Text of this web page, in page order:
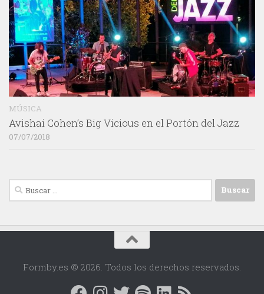
MÚSICA
Avishai Cohen’s Big Vicious en el Portón del Jazz
07/07/2018
Buscar:
Formby.es © 2026. Todos los derechos reservados.